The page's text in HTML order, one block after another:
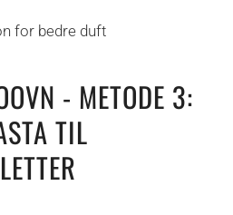
for bedre duft
- METODE 3:
TIL